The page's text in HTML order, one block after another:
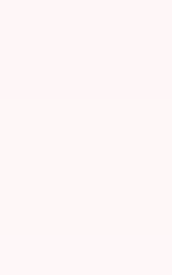
au lit
fou un
Vous
en
pourquoi pas